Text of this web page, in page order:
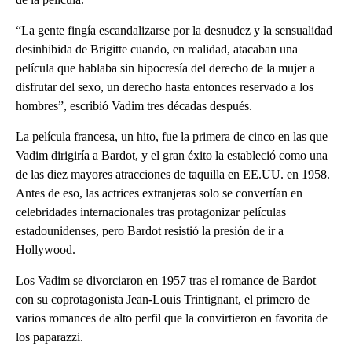
“La gente fingía escandalizarse por la desnudez y la sensualidad
desinhibida de Brigitte cuando, en realidad, atacaban una
película que hablaba sin hipocresía del derecho de la mujer a
disfrutar del sexo, un derecho hasta entonces reservado a los
hombres”, escribió Vadim tres décadas después.
La película francesa, un hito, fue la primera de cinco en las que
Vadim dirigiría a Bardot, y el gran éxito la estableció como una
de las diez mayores atracciones de taquilla en EE.UU. en 1958.
Antes de eso, las actrices extranjeras solo se convertían en
celebridades internacionales tras protagonizar películas
estadounidenses, pero Bardot resistió la presión de ir a
Hollywood.
Los Vadim se divorciaron en 1957 tras el romance de Bardot
con su coprotagonista Jean-Louis Trintignant, el primero de
varios romances de alto perfil que la convirtieron en favorita de
los paparazzi.